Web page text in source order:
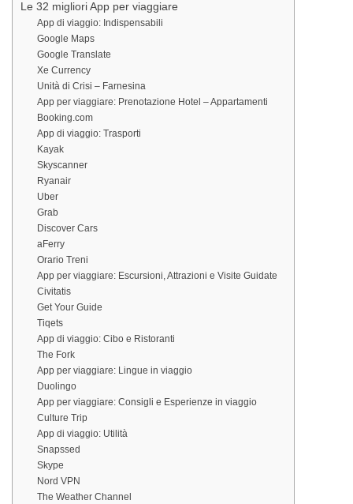
Le 32 migliori App per viaggiare
App di viaggio: Indispensabili
Google Maps
Google Translate
Xe Currency
Unità di Crisi – Farnesina
App per viaggiare: Prenotazione Hotel – Appartamenti
Booking.com
App di viaggio: Trasporti
Kayak
Skyscanner
Ryanair
Uber
Grab
Discover Cars
aFerry
Orario Treni
App per viaggiare: Escursioni, Attrazioni e Visite Guidate
Civitatis
Get Your Guide
Tiqets
App di viaggio: Cibo e Ristoranti
The Fork
App per viaggiare: Lingue in viaggio
Duolingo
App per viaggiare: Consigli e Esperienze in viaggio
Culture Trip
App di viaggio: Utilità
Snapssed
Skype
Nord VPN
The Weather Channel